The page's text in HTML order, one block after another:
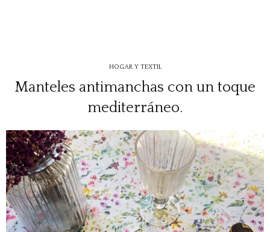
HOGAR Y TEXTIL
Manteles antimanchas con un toque
mediterráneo.